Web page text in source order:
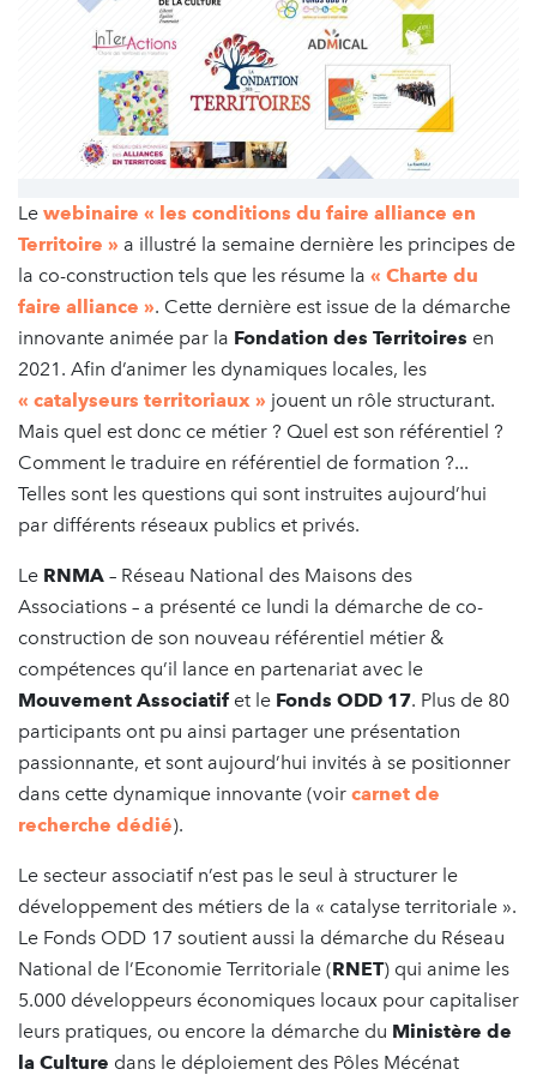
Le webinaire « les conditions du faire alliance en
Territoire » a illustré la semaine dernière les principes de
la co-construction tels que les résume la « Charte du
faire alliance ». Cette dernière est issue de la démarche
innovante animée par la Fondation des Territoires en
2021. Afin d’animer les dynamiques locales, les
« catalyseurs territoriaux » jouent un rôle structurant.
Mais quel est donc ce métier ? Quel est son référentiel ?
Comment le traduire en référentiel de formation ?...
Telles sont les questions qui sont instruites aujourd’hui
par différents réseaux publics et privés.
Le RNMA – Réseau National des Maisons des
Associations – a présenté ce lundi la démarche de co-
construction de son nouveau référentiel métier &
compétences qu’il lance en partenariat avec le
Mouvement Associatif et le Fonds ODD 17. Plus de 80
participants ont pu ainsi partager une présentation
passionnante, et sont aujourd’hui invités à se positionner
dans cette dynamique innovante (voir carnet de
recherche dédié).
Le secteur associatif n’est pas le seul à structurer le
développement des métiers de la « catalyse territoriale ».
Le Fonds ODD 17 soutient aussi la démarche du Réseau
National de l’Economie Territoriale (RNET) qui anime les
5.000 développeurs économiques locaux pour capitaliser
leurs pratiques, ou encore la démarche du Ministère de
la Culture dans le déploiement des Pôles Mécénat